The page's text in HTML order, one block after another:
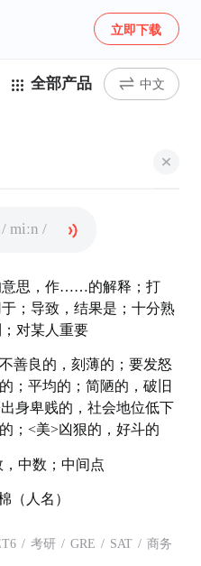
立即下载
全部产品 中文
/ miːn /
思，作……的解释；打
；导致，结果是；十分熟
对某人重要
善良的，刻薄的；要发怒
；平均的；简陋的，破旧
身卑贱的，社会地位低下
；<美>凶狠的，好斗的
中数；中间点
（人名）
/ 考研 / GRE / SAT / 商务